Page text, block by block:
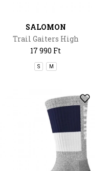
SALOMON
Trail Gaiters High
17 990 Ft
S M